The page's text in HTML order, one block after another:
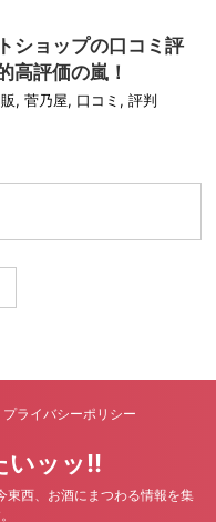
ショップの口コミ評
高評価の嵐！
, 菅乃屋, 口コミ , 評判
プライバシーポリシー
いッッ!!
東西、お酒にまつわる情報を集